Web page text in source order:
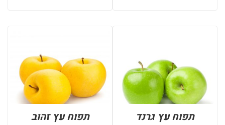
תפוח עץ גרנד תפוח עץ זהוב